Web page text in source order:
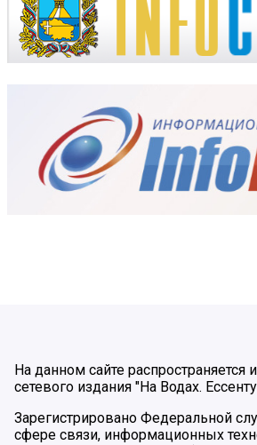
На данном сайте распространяется
сетевого издания "На Водах.
Зарегистрировано Федеральной
сфере связи, информационных